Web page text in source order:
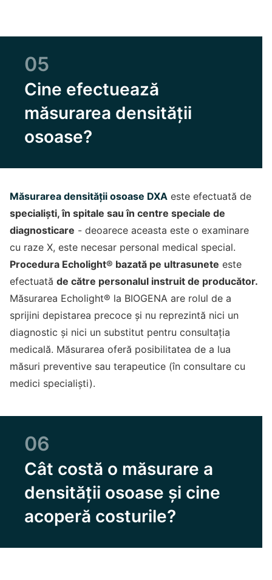
05
Cine efectuează
măsurarea densității
osoase?
Măsurarea densității osoase DXA este efectuată de
specialiști, în spitale sau în centre speciale de
diagnosticare - deoarece aceasta este o examinare
cu raze X, este necesar personal medical special.
Procedura Echolight® bazată pe ultrasunete este
efectuată de către personalul instruit de producător.
Măsurarea Echolight® la BIOGENA are rolul de a
sprijini depistarea precoce și nu reprezintă nici un
diagnostic și nici un substitut pentru consultația
medicală. Măsurarea oferă posibilitatea de a lua
măsuri preventive sau terapeutice (în consultare cu
medici specialiști).
06
Cât costă o măsurare a
densității osoase și cine
acoperă costurile?